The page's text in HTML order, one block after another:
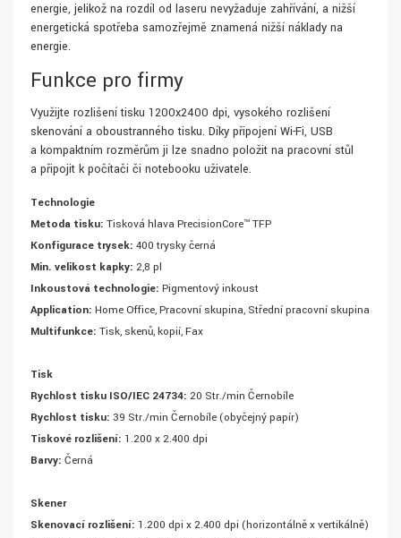
energie, jelikož na rozdíl od laseru nevyžaduje zahřívání, a nižší
energetická spotřeba samozřejmě znamená nižší náklady na
energie.
Funkce pro firmy
Využijte rozlišení tisku 1200x2400 dpi, vysokého rozlišení
skenování a oboustranného tisku. Díky připojení Wi-Fi, USB
a kompaktním rozměrům ji lze snadno položit na pracovní stůl
a připojit k počítači či notebooku uživatele.
Technologie
Metoda tisku: Tisková hlava PrecisionCore™ TFP
Konfigurace trysek: 400 trysky černá
Min. velikost kapky: 2,8 pl
Inkoustová technologie: Pigmentový inkoust
Application: Home Office, Pracovní skupina, Střední pracovní skupina
Multifunkce: Tisk, skenů, kopií, Fax
Tisk
Rychlost tisku ISO/IEC 24734: 20 Str./min Černobíle
Rychlost tisku: 39 Str./min Černobíle (obyčejný papír)
Tiskové rozlišení: 1.200 x 2.400 dpi
Barvy: Černá
Skener
Skenovací rozlišení: 1.200 dpi x 2.400 dpi (horizontálně x vertikálně)